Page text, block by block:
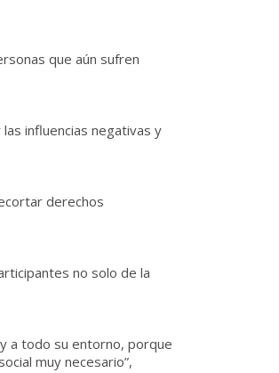
que aún sufren
influencias negativas y
derechos
no solo de la
a todo su entorno, porque
muy necesario”,